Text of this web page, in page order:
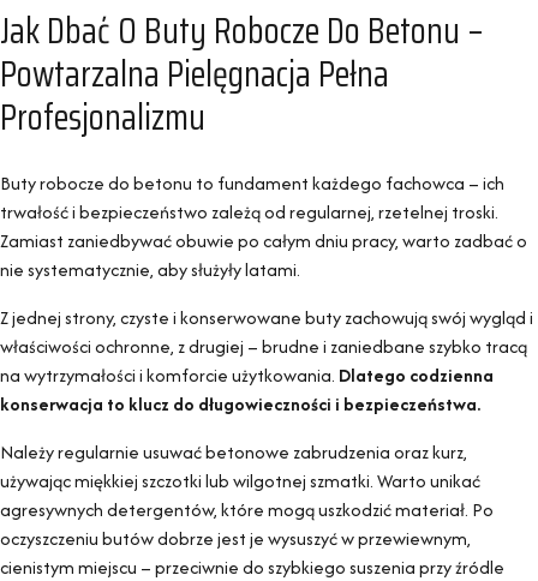
Jak Dbać O Buty Robocze Do Betonu –
Powtarzalna Pielęgnacja Pełna
Profesjonalizmu
Buty robocze do betonu to fundament każdego fachowca – ich
trwałość i bezpieczeństwo zależą od regularnej, rzetelnej troski.
Zamiast zaniedbywać obuwie po całym dniu pracy, warto zadbać o
nie systematycznie, aby służyły latami.
Z jednej strony, czyste i konserwowane buty zachowują swój wygląd i
właściwości ochronne, z drugiej – brudne i zaniedbane szybko tracą
na wytrzymałości i komforcie użytkowania. Dlatego codzienna
konserwacja to klucz do długowieczności i bezpieczeństwa.
Należy regularnie usuwać betonowe zabrudzenia oraz kurz,
używając miękkiej szczotki lub wilgotnej szmatki. Warto unikać
agresywnych detergentów, które mogą uszkodzić materiał. Po
oczyszczeniu butów dobrze jest je wysuszyć w przewiewnym,
cienistym miejscu – przeciwnie do szybkiego suszenia przy źródle